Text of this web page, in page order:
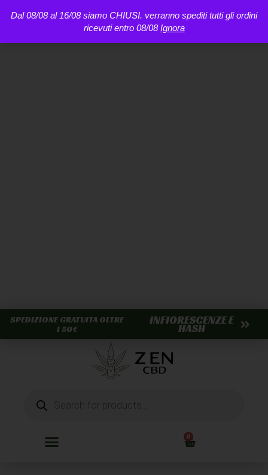
Dal 08/08 al 16/08 siamo CHIUSI. verranno spediti tutti gli ordini
ricevuti entro 08/08Ignora
SPEDIZIONE GRATUITA OLTRE
I 50€
INFIORESCENZE E
HASH
0